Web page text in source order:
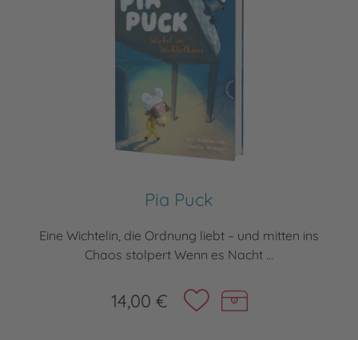
Pia Puck
Eine Wichtelin, die Ordnung liebt – und mitten ins
Chaos stolpert Wenn es Nacht ...
14,00 €